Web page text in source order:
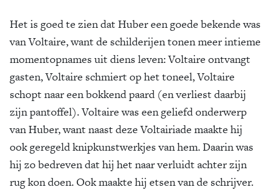
Het is goed te zien dat Huber een goede bekende was
van Voltaire, want de schilderijen tonen meer intieme
momentopnames uit diens leven: Voltaire ontvangt
gasten, Voltaire schmiert op het toneel, Voltaire
schopt naar een bokkend paard (en verliest daarbij
zijn pantoffel). Voltaire was een geliefd onderwerp
van Huber, want naast deze Voltairiade maakte hij
ook geregeld knipkunstwerkjes van hem. Daarin was
hij zo bedreven dat hij het naar verluidt achter zijn
rug kon doen. Ook maakte hij etsen van de schrijver.